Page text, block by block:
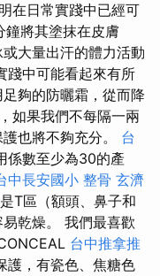
在日常實踐中已經可
將其塗抹在皮膚
大量出汗的體力活動
踐中可能看起來有所
夠的防曬霜，從而降
如果我們不每隔一兩
也將不夠充分。 台
係數至少為30的產
中長安國小 整骨 玄濟
T區（額頭、鼻子和
乾燥。 我們最喜歡
台中推拿推
護，有瓷色、焦糖色